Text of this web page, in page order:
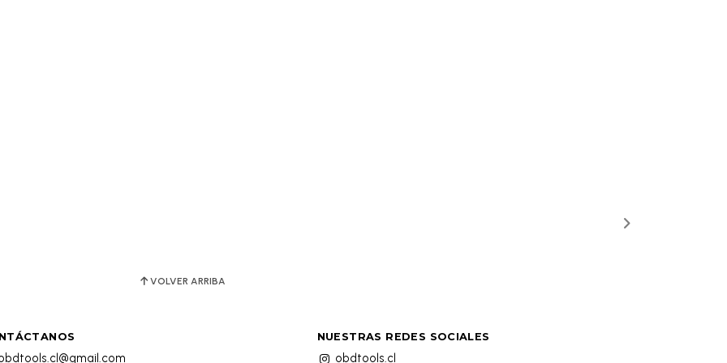
VOLVER ARRIBA
NUESTRAS REDES SOCIALES
obdtools.cl